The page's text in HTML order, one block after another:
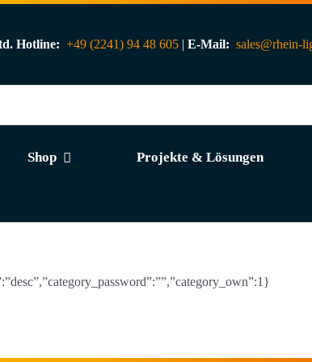
Hotline: +49 (2241) 94 48 605 | E-Mail: sales@rhein-
Shop Projekte & Lösungen